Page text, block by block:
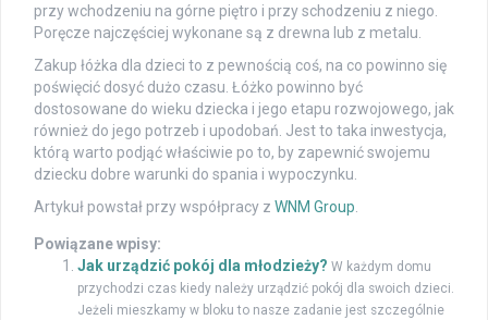
przy wchodzeniu na górne piętro i przy schodzeniu z niego.
Poręcze najczęściej wykonane są z drewna lub z metalu.
Zakup łóżka dla dzieci to z pewnością coś, na co powinno się
poświęcić dosyć dużo czasu. Łóżko powinno być
dostosowane do wieku dziecka i jego etapu rozwojowego, jak
również do jego potrzeb i upodobań. Jest to taka inwestycja,
którą warto podjąć właściwie po to, by zapewnić swojemu
dziecku dobre warunki do spania i wypoczynku.
Artykuł powstał przy współpracy z WNM Group
Powiązane wpisy:
Jak urządzić pokój dla młodzieży? W każdym domu
przychodzi czas kiedy należy urządzić pokój dla swoich dzieci.
Jeżeli mieszkamy w bloku to nasze zadanie jest szczególnie